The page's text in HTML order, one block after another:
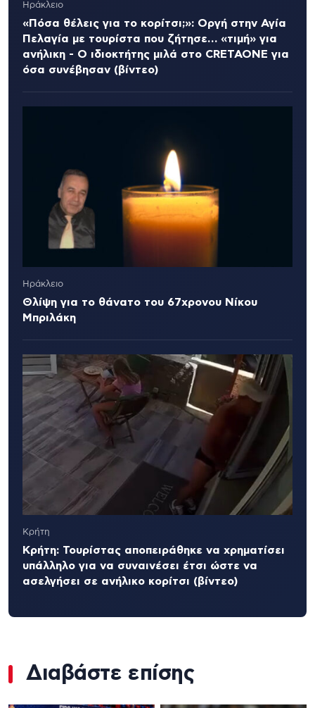
Ηράκλειο
«Πόσα θέλεις για το κορίτσι;»: Οργή στην Αγία
Πελαγία με τουρίστα που ζήτησε… «τιμή» για
ανήλικη - Ο ιδιοκτήτης μιλά στο CRETAONE για
όσα συνέβησαν (βίντεο)
Ηράκλειο
Θλίψη για το θάνατο του 67χρονου Νίκου
Μπριλάκη
Κρήτη
Κρήτη: Τουρίστας αποπειράθηκε να χρηματίσει
υπάλληλο για να συναινέσει έτσι ώστε να
ασελγήσει σε ανήλικο κορίτσι (βίντεο)
Διαβάστε επίσης